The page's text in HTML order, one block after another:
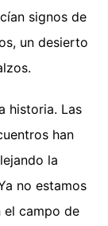
signos de
un desierto
historia. Las
han
la
no estamos
el campo de